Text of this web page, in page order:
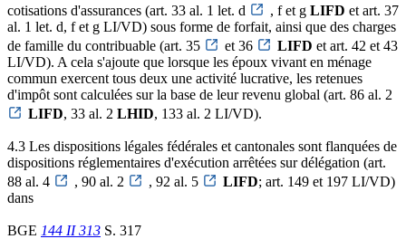
cotisations d'assurances (art. 33 al. 1 let. d
, f et g LIFD et art. 37
al. 1 let. d, f et g LI/VD) sous forme de forfait, ainsi que des charges
de famille du contribuable (art. 35
et 36 LIFD et art. 42 et 43
LI/VD). A cela s'ajoute que lorsque les époux vivant en ménage
commun exercent tous deux une activité lucrative, les retenues
d'impôt sont calculées sur la base de leur revenu global (art. 86 al. 2
LIFD, 33 al. 2 LHID, 133 al. 2 LI/VD).
4.3 Les dispositions légales fédérales et cantonales sont flanquées de
dispositions réglementaires d'exécution arrêtées sur délégation (art.
88 al. 4
, 90 al. 2 , 92 al. 5 LIFD; art. 149 et 197 LI/VD)
dans
BGE 144 II 313 S. 317